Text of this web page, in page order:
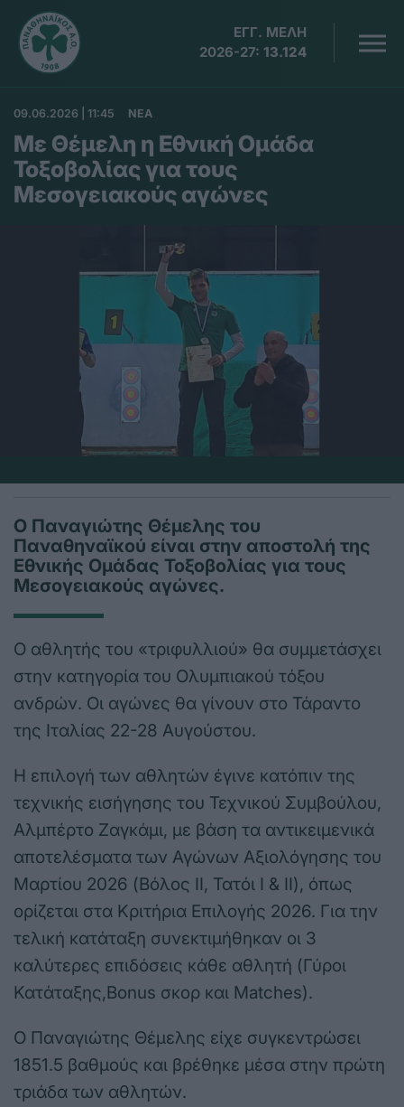
ΕΓΓ. ΜΕΛΗ
2026-27: 13.124
09.06.2026 | 11:45 ΝΕΑ
Με Θέμελη η Εθνική Ομάδα
Τοξοβολίας για τους
Μεσογειακούς αγώνες
Ο Παναγιώτης Θέμελης του
Παναθηναϊκού είναι στην αποστολή της
Εθνικής Ομάδας Τοξοβολίας για τους
Μεσογειακούς αγώνες.
Ο αθλητής του «τριφυλλιού» θα συμμετάσχει
στην κατηγορία του Ολυμπιακού τόξου
ανδρών. Οι αγώνες θα γίνουν στο Τάραντο
της Ιταλίας 22-28 Αυγούστου.
Η επιλογή των αθλητών έγινε κατόπιν της
τεχνικής εισήγησης του Τεχνικού Συμβούλου,
Αλμπέρτο Ζαγκάμι, με βάση τα αντικειμενικά
αποτελέσματα των Αγώνων Αξιολόγησης του
Μαρτίου 2026 (Βόλος ΙΙ, Τατόι Ι & ΙΙ), όπως
ορίζεται στα Κριτήρια Επιλογής 2026. Για την
τελική κατάταξη συνεκτιμήθηκαν οι 3
καλύτερες επιδόσεις κάθε αθλητή (Γύροι
Κατάταξης,Bonus σκορ και Matches).
Ο Παναγιώτης Θέμελης είχε συγκεντρώσει
1851.5 βαθμούς και βρέθηκε μέσα στην πρώτη
τριάδα των αθλητών.